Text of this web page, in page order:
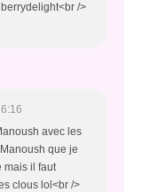
/>
avec les
que je
mais il faut
clous lol<br />